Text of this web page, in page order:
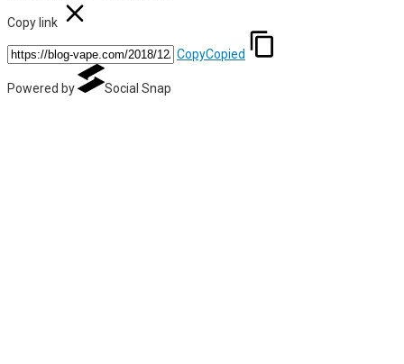
Copy link
CopyCopied
Powered by Social Snap